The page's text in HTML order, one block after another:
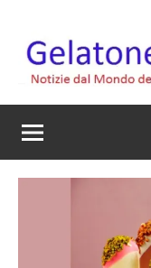
contenuto
Gelato
News
mondo
del